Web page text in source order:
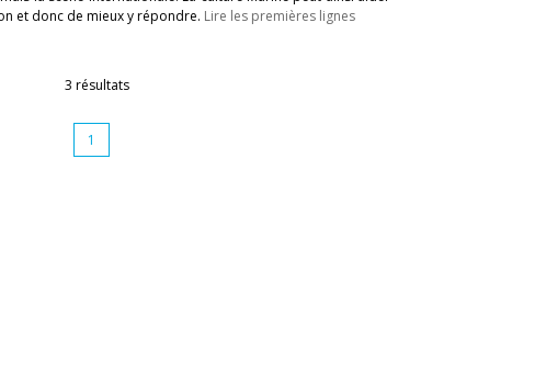
et donc de mieux y répondre. Lire les premières lignes
3 résultats
1